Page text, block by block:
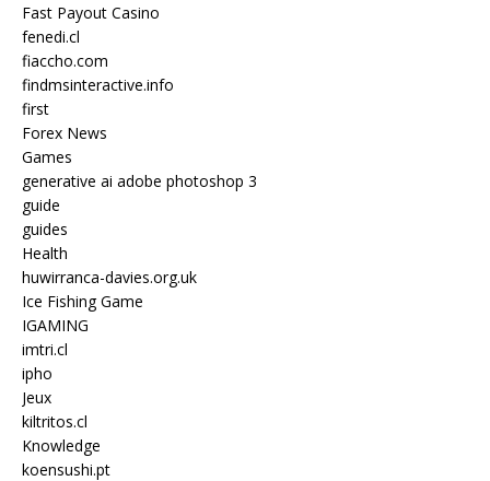
Fast Payout Casino
fenedi.cl
fiaccho.com
findmsinteractive.info
first
Forex News
Games
generative ai adobe photoshop 3
guide
guides
Health
huwirranca-davies.org.uk
Ice Fishing Game
IGAMING
imtri.cl
ipho
Jeux
kiltritos.cl
Knowledge
koensushi.pt